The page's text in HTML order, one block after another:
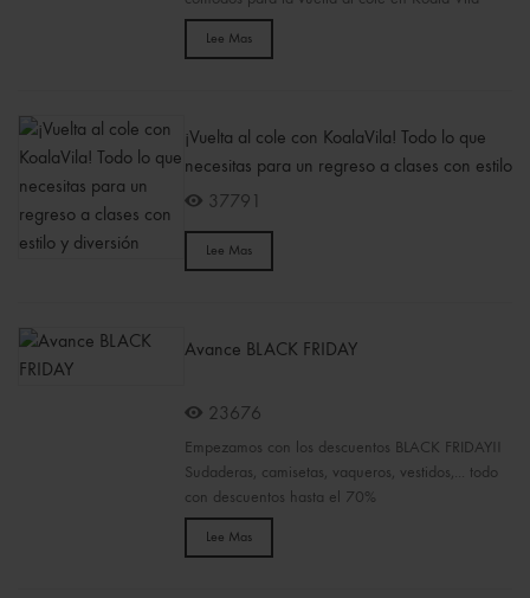
Lee Mas
¡Vuelta al cole con KoalaVila! Todo lo que
necesitas para un regreso a clases con estilo
y diversión
37791
Lee Mas
Avance BLACK FRIDAY
23676
Empezamos con los descuentos BLACK FRIDAY!!
Sudaderas, camisetas, vaqueros, vestidos,... todo
con descuentos hasta el 70%
Lee Mas